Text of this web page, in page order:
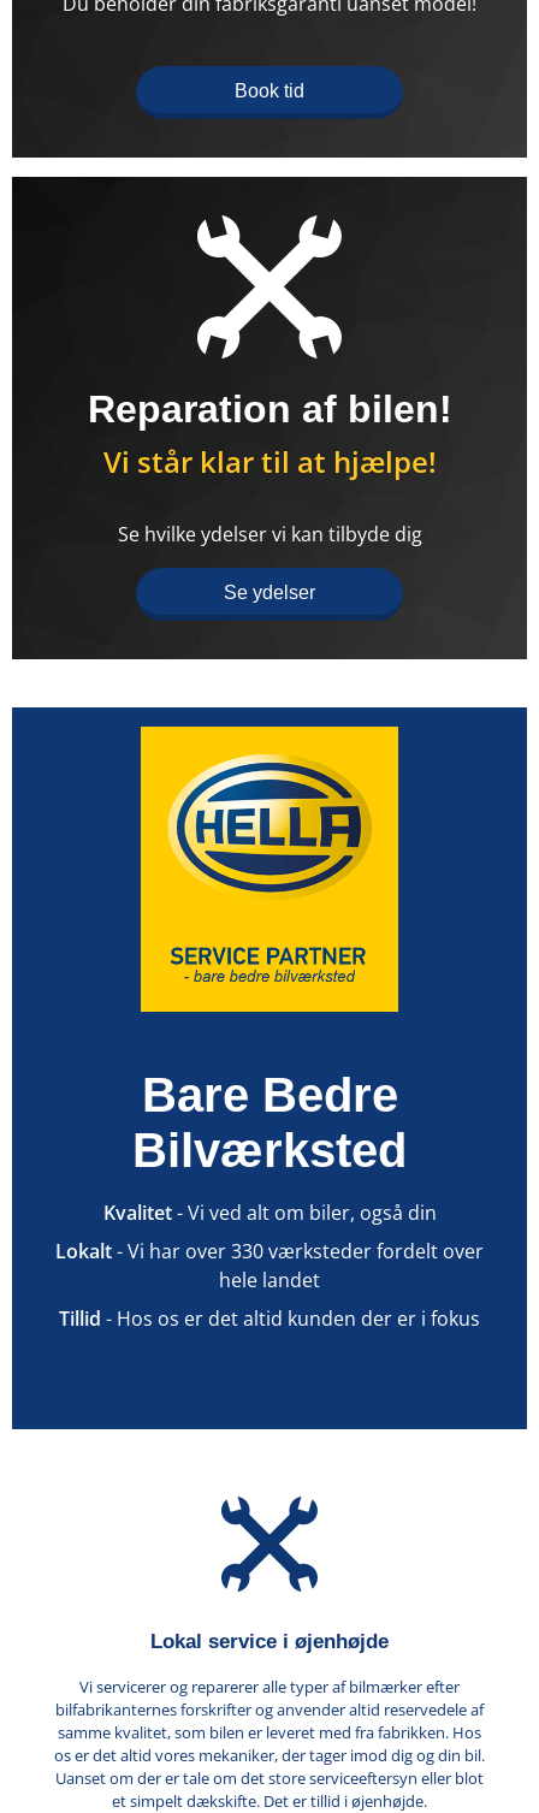
Book tid
Reparation af bilen!
Vi står klar til at hjælpe!
Se hvilke ydelser vi kan tilbyde dig
Se ydelser
Bare Bedre
Bilværksted
Kvalitet- Vi ved alt om biler, også din
Lokalt- Vi har over 330 værksteder fordelt over
hele landet
Tillid - Hos os er det altid kunden der er i fokus
Lokal service i øjenhøjde
Vi servicerer og reparerer alle typer af bilmærker efter
bilfabrikanternes forskrifter og anvender altid reservedele af
samme kvalitet, som bilen er leveret med fra fabrikken. Hos
os er det altid vores mekaniker, der tager imod dig og din bil.
Uanset om der er tale om det store serviceeftersyn eller blot
et simpelt dækskifte. Det er tillid i øjenhøjde.